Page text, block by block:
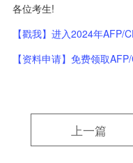
各位考生!
【戳我】进入2024年AFP/
【资料申请】免费领取
上一篇